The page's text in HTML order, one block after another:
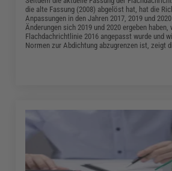
die alte Fassung (2008) abgelöst hat, hat die
Anpassungen in den Jahren 2017, 2019 und
Änderungen sich 2019 und 2020 ergeben haben,
Flachdachrichtlinie 2016 angepasst wurde und
Normen zur Abdichtung abzugrenzen ist, zeigt